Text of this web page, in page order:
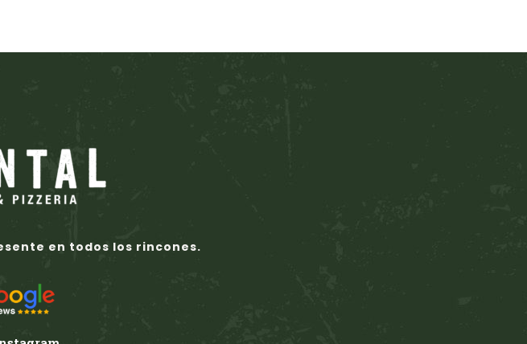
en todos los rincones.